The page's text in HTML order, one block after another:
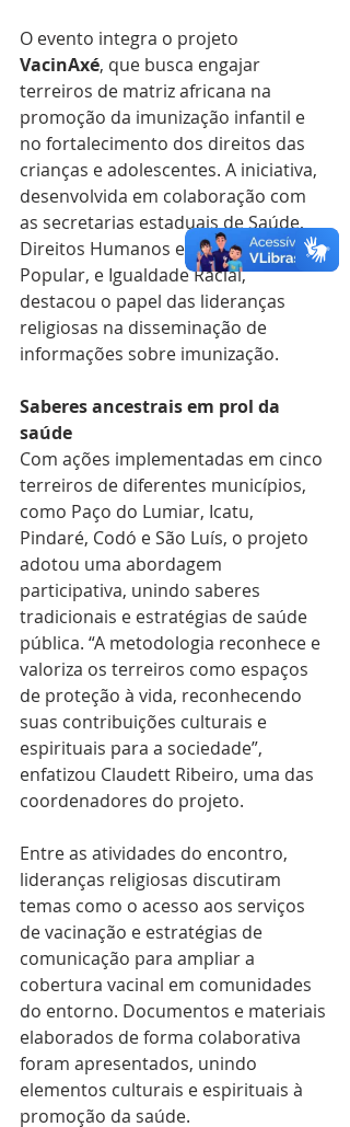
O evento integra o projeto
VacinAxé, que busca engajar
terreiros de matriz africana na
promoção da imunização infantil e
no fortalecimento dos direitos das
crianças e adolescentes. A iniciativa,
desenvolvida em colaboração com
as secretarias estaduais de Saúde,
Direitos Humanos e Participação
Popular, e Igualdade Racial,
destacou o papel das lideranças
religiosas na disseminação de
informações sobre imunização.
Saberes ancestrais em prol da
saúde
Com ações implementadas em cinco
terreiros de diferentes municípios,
como Paço do Lumiar, Icatu,
Pindaré, Codó e São Luís, o projeto
adotou uma abordagem
participativa, unindo saberes
tradicionais e estratégias de saúde
pública. “A metodologia reconhece e
valoriza os terreiros como espaços
de proteção à vida, reconhecendo
suas contribuições culturais e
espirituais para a sociedade”,
enfatizou Claudett Ribeiro, uma das
coordenadores do projeto.
Entre as atividades do encontro,
lideranças religiosas discutiram
temas como o acesso aos serviços
de vacinação e estratégias de
comunicação para ampliar a
cobertura vacinal em comunidades
do entorno. Documentos e materiais
elaborados de forma colaborativa
foram apresentados, unindo
elementos culturais e espirituais à
promoção da saúde.